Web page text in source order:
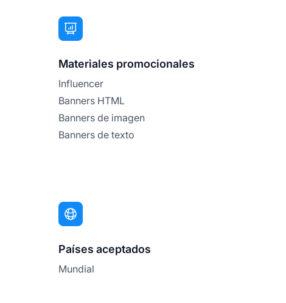
Materiales promocionales
Influencer
Banners HTML
Banners de imagen
Banners de texto
Países aceptados
Mundial